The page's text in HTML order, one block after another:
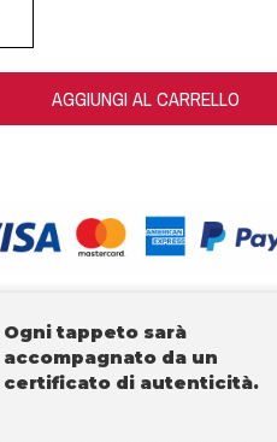
AGGIUNGI AL CARRELLO
Ogni tappeto sarà
accompagnato da un
certificato di autenticità.